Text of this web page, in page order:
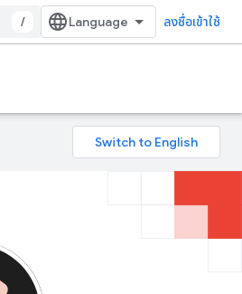
/ ลงชื่อเข้าใช้